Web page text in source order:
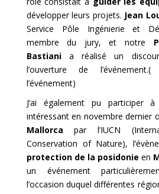
développer leurs projets. Jean
Service Pôle Ingénierie et
membre du jury, et notre
Bastiania réalisé un
l’ouverture de l’événement.(
l’événement)
J’ai également pu participer
intéressant en novembre dernier
Mallorca par l’IUCN
Conservation of Nature),
protection de la posidonie en
un événement
l’occasion duquel différentes